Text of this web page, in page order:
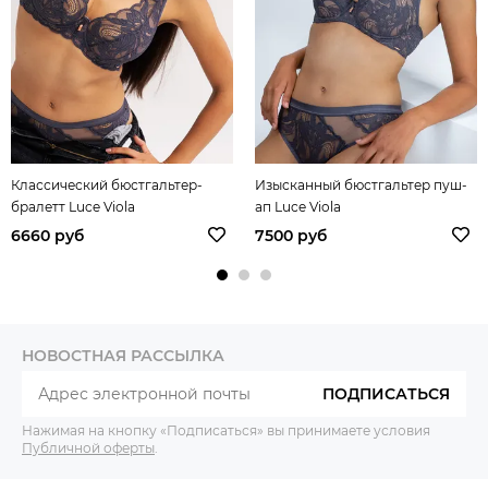
Классический бюстгальтер-
бралетт Luce Viola
6660 руб
Изысканный бюстгальтер пуш-
ап Luce Viola
7500 руб
НОВОСТНАЯ РАССЫЛКА
ПОДПИСАТЬСЯ
Нажимая на кнопку «Подписаться» вы принимаете условия
Публичной оферты